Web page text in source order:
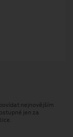
nejnovějším
jen za